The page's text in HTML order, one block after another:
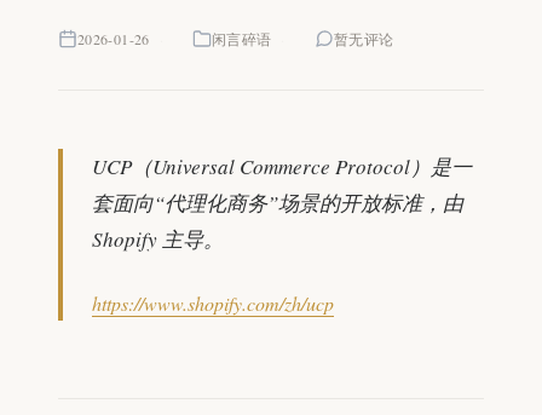
2026-01-26 闲言碎语 暂无评论
UCP（Universal Commerce Protocol）是一
套面向“代理化商务”场景的开放标准，由
Shopify 主导。
https://www.shopify.com/zh/ucp